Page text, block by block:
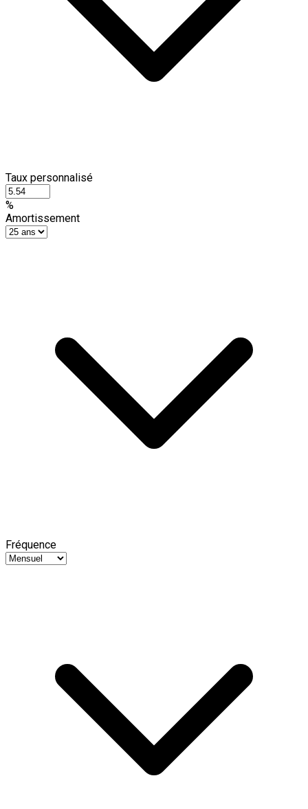
Taux personnalisé
%
Amortissement
Fréquence